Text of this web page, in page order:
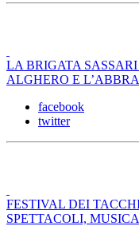
LA BRIGATA
ALGHERO E
facebook
twitter
FESTIVAL DEI
SPETTACOLI,